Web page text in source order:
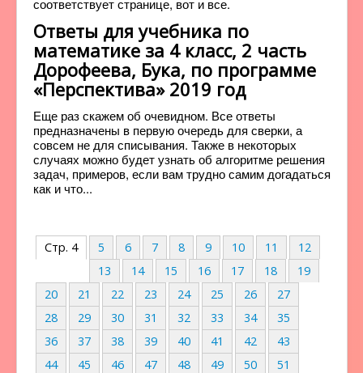
соответствует странице, вот и все.
Ответы для учебника по
математике за 4 класс, 2 часть
Дорофеева, Бука, по программе
«Перспектива» 2019 год
Еще раз скажем об очевидном. Все ответы
предназначены в первую очередь для сверки, а
совсем не для списывания. Также в некоторых
случаях можно будет узнать об алгоритме решения
задач, примеров, если вам трудно самим догадаться
как и что...
Стр. 4 5 6 7 8 9 10 11
12
13
14 15 16 17 18
19
20
21 22 23 24 25 26
27
28
29 30 31 32 33 34
35
36
37 38 39 40 41 42
43
44
45 46 47 48 49 50
51